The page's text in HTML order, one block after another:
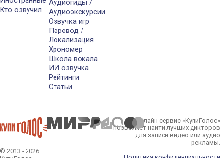
Кто озвучил
Аудиогиды /
Аудиоэкскурсии
Озвучка игр
Перевод /
Локализация
Хрономер
Школа вокала
ИИ озвучка
Рейтинги
Статьи
© 2013 - 2026
Онлайн сервис «КупиГолос»
позволяет найти лучших дикторов
для записи видео или аудио
рекламы.